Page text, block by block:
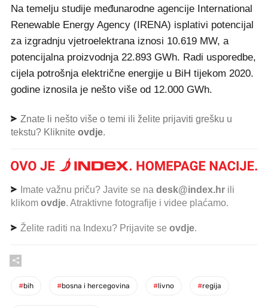
Na temelju studije međunarodne agencije International
Renewable Energy Agency (IRENA) isplativi potencijal
za izgradnju vjetroelektrana iznosi 10.619 MW, a
potencijalna proizvodnja 22.893 GWh. Radi usporedbe,
cijela potrošnja električne energije u BiH tijekom 2020.
godine iznosila je nešto više od 12.000 GWh.
Znate li nešto više o temi ili želite prijaviti grešku u
tekstu? Kliknite ovdje.
Imate važnu priču? Javite se na desk@index.hr ili
klikom ovdje. Atraktivne fotografije i videe plaćamo.
Želite raditi na Indexu? Prijavite se ovdje.
#bih #bosna i hercegovina #livno #regija